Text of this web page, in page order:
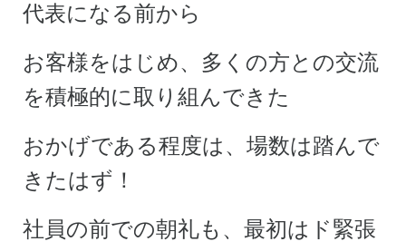
代表になる前から
お客様をはじめ、多くの方との交流
を積極的に取り組んできた
おかげである程度は、場数は踏んで
きたはず！
社員の前での朝礼も、最初はド緊張